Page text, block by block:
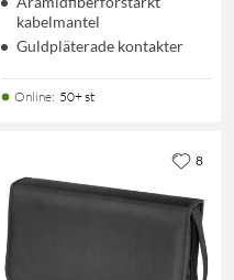
kabelmantel
Guldpläterade kontakter
Online: 50+ st
8